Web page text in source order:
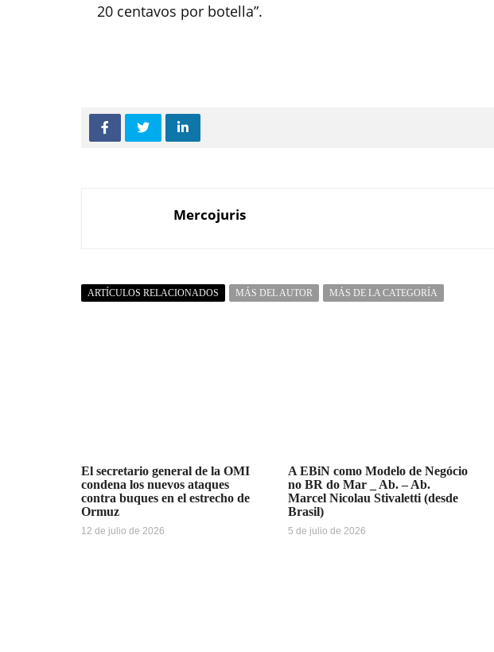
20 centavos por botella”.
Mercojuris
ARTÍCULOS RELACIONADOS MÁS DEL AUTOR MÁS DE LA CATEGORÍA
El secretario general de la OMI
condena los nuevos ataques
contra buques en el estrecho de
Ormuz
12 de julio de 2026
A EBiN como Modelo de Negócio
no BR do Mar _ Ab. – Ab.
Marcel Nicolau Stivaletti (desde
Brasil)
5 de julio de 2026